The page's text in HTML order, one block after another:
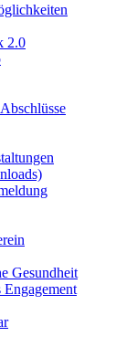
2.0
Gesundheit
Engagement